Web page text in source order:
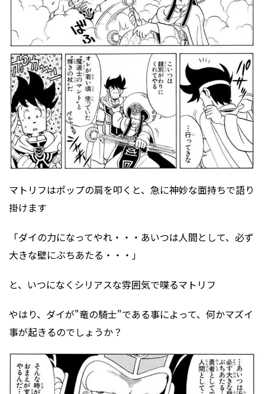
マトリフはポップの肩を叩くと、急に神妙な面持ちで語り
掛けます
「ダイの力になってやれ・・・あいつは人間として、必ず
大きな壁にぶちあたる・・・」
と、いつになくシリアスな雰囲気で喋るマトリフ
やはり、ダイが"竜の騎士"である事によって、何かマズイ
事が起きるのでしょうか？